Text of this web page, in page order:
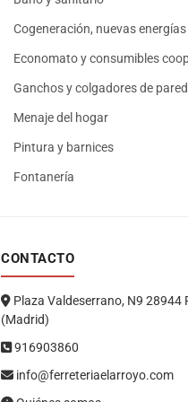
Cogeneración, nuevas
Economato y consumibles
Ganchos y colgadores de pared
Menaje del hogar
Pintura y barnices
Fontanería
CONTACTO
Plaza Valdeserrano, N9 28944
(Madrid)
916903860
info@ferreteriaelarroyo.com